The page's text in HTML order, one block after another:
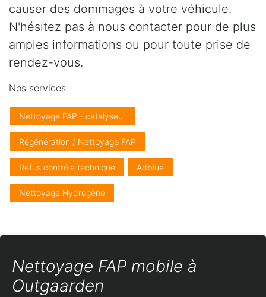
causer des dommages à votre véhicule.
N'hésitez pas à nous contacter pour de plus
amples informations ou pour toute prise de
rendez-vous.
Nos services
Nettoyage FAP - catalyseur
Régénération / Nettoyage FAP
Refus contrôle technique Adblue
Nettoyage Hydrogène
Nettoyage FAP mobile à
Outgaarden